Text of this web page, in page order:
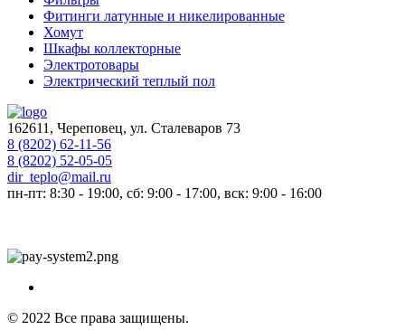
Фитинги латунные и никелированные
Хомут
Шкафы коллекторные
Электротовары
Электрический теплый пол
162611, Череповец, ул. Сталеваров 73
8 (8202) 62-11-56
8 (8202) 52-05-05
dir_teplo@mail.ru
пн-пт: 8:30 - 19:00, сб: 9:00 - 17:00, вск: 9:00 - 16:00
© 2022 Все права защищены.